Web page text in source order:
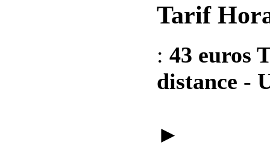
Tarif
: 43 euros
distance -
►